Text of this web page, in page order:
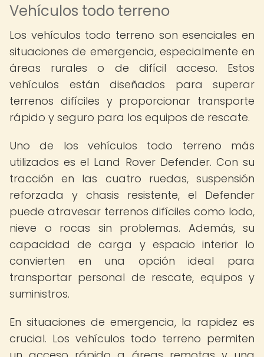
Vehículos todo terreno
Los vehículos todo terreno son esenciales en
situaciones de emergencia, especialmente en
áreas rurales o de difícil acceso. Estos
vehículos están diseñados para superar
terrenos difíciles y proporcionar transporte
rápido y seguro para los equipos de rescate.
Uno de los vehículos todo terreno más
utilizados es el Land Rover Defender. Con su
tracción en las cuatro ruedas, suspensión
reforzada y chasis resistente, el Defender
puede atravesar terrenos difíciles como lodo,
nieve o rocas sin problemas. Además, su
capacidad de carga y espacio interior lo
convierten en una opción ideal para
transportar personal de rescate, equipos y
suministros.
En situaciones de emergencia, la rapidez es
crucial. Los vehículos todo terreno permiten